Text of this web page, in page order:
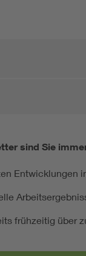
sind Sie
Entwicklungen
frühzeitig über